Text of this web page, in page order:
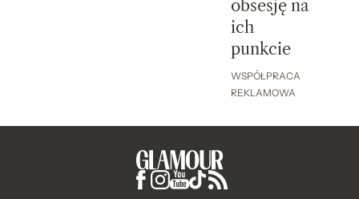
obsesję na
ich
punkcie
WSPÓŁPRACA
REKLAMOWA